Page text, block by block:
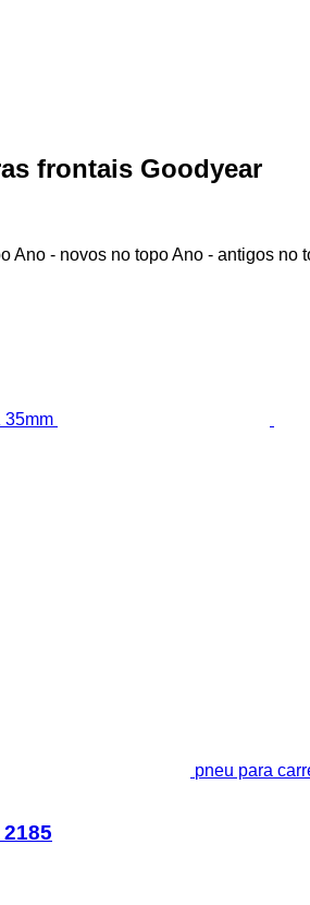
frontais Goodyear
Ano - novos no topoAno - antigos no
pneu para